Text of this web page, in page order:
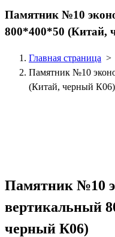
Памятник №10
800*400*50 (Китай,
Главная страница
Памятник №10
(Китай, черный К06)
Памятник №10
вертикальный
черный К06)